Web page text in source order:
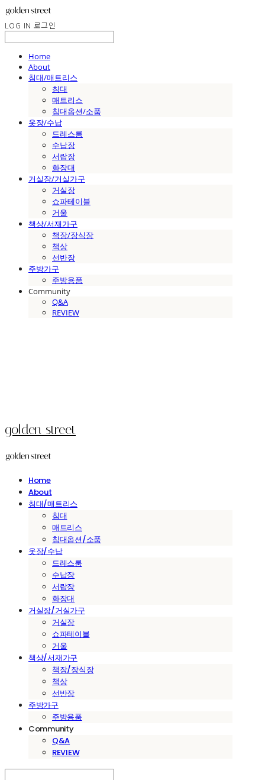
LOG IN 로그인
Home
About
침대/매트리스
침대
매트리스
침대옵션/소품
옷장/수납
드레스룸
수납장
서랍장
화장대
거실장/거실가구
거실장
쇼파테이블
거울
책상/서재가구
책장/장식장
책상
선반장
주방가구
주방용품
Community
Q&A
REVIEW
golden street
Home
About
침대/매트리스
침대
매트리스
침대옵션/소품
옷장/수납
드레스룸
수납장
서랍장
화장대
거실장/거실가구
거실장
쇼파테이블
거울
책상/서재가구
책장/장식장
책상
선반장
주방가구
주방용품
Community
Q&A
REVIEW